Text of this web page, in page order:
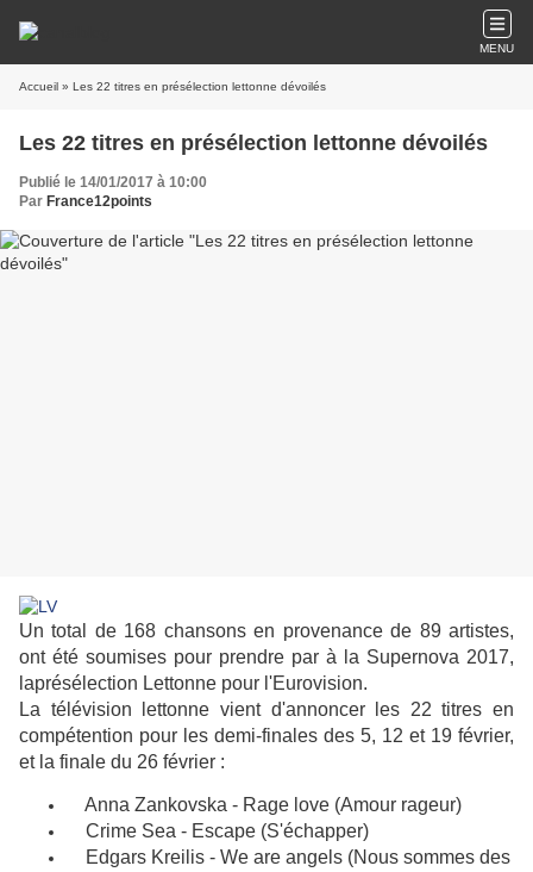
MENU
Accueil » Les 22 titres en présélection lettonne dévoilés
Les 22 titres en présélection lettonne dévoilés
Publié le 14/01/2017 à 10:00
Par France12points
Un total de 168 chansons en provenance de 89 artistes,
ont été soumises pour prendre par à la Supernova 2017,
laprésélection Lettonne pour l'Eurovision.
La télévision lettonne vient d'annoncer les 22 titres en
compétention pour les demi-finales des 5, 12 et 19 février,
et la finale du 26 février :
Anna Zankovska - Rage love (Amour rageur)
Crime Sea - Escape (S'échapper)
Edgars Kreilis - We are angels (Nous sommes des